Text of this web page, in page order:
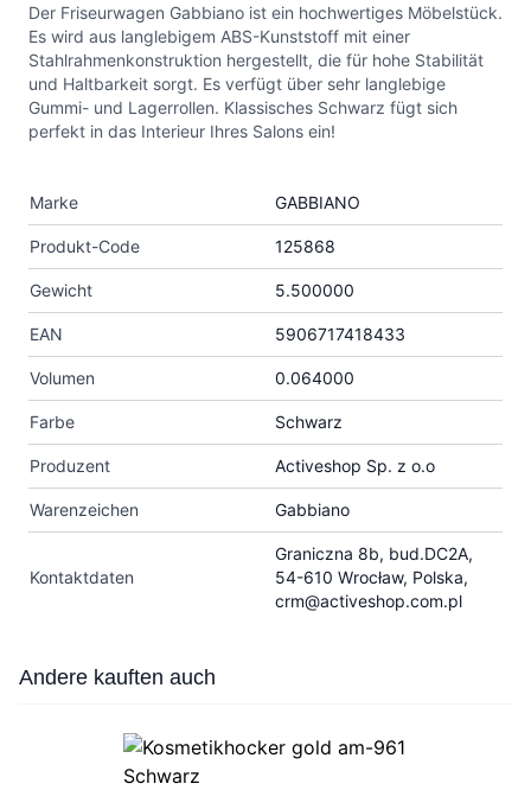
Der Friseurwagen Gabbiano ist ein hochwertiges Möbelstück.
Es wird aus langlebigem ABS-Kunststoff mit einer
Stahlrahmenkonstruktion hergestellt, die für hohe Stabilität
und Haltbarkeit sorgt. Es verfügt über sehr langlebige
Gummi- und Lagerrollen. Klassisches Schwarz fügt sich
perfekt in das Interieur Ihres Salons ein!
Marke GABBIANO
Produkt-Code 125868
Gewicht 5.500000
EAN 5906717418433
Volumen 0.064000
Farbe Schwarz
Produzent Activeshop Sp. z o.o
Warenzeichen Gabbiano
Kontaktdaten
Graniczna 8b, bud.DC2A,
54-610 Wrocław, Polska,
crm@activeshop.com.pl
Press to skip carousel
Andere kauften auch